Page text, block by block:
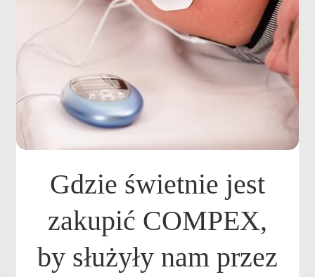
Gdzie świetnie jest
zakupić COMPEX,
by służyły nam przez